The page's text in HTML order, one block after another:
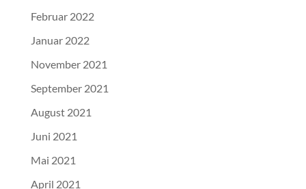
Februar 2022
Januar 2022
November 2021
September 2021
August 2021
Juni 2021
Mai 2021
April 2021